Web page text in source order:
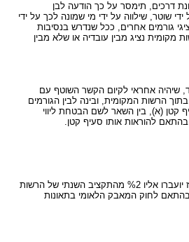
דרכים, תימסר על כך הודעה לבן
שוטר, שילווה על ידי מי שמונה לכך על ידי
גורמים אחרים, ככל שנדרש בנסיבות
מקומית נציג מבין עובדיה או שלא מבין
שיהיה אחראי לקיום הקשר השוטף עם
הרשות המקומית, ובינה לבין הגורמים
קטן (א), בין השאר לשם הבטחת ליווי
להוראות אותו סעיף קטן.
(א) לשם מימון פעולות המרכז יועברו אליו %2 מהתקציב השנתי של הרשות
לחוק המאבק הלאומי בתאונות